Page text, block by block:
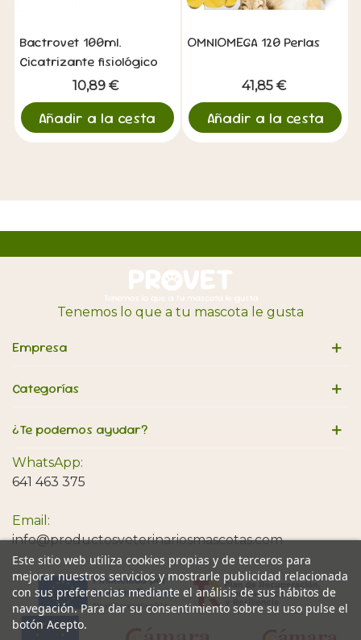
Bactrovet 100ml.
Cicatrizante fisiológico
10,89 €
Añadir a la cesta
OMNIOMEGA 120 Perlas
41,85 €
Añadir a la cesta
Este sitio web utiliza cookies propias y de terceros para
mejorar nuestros servicios y mostrarle publicidad relacionada
con sus preferencias mediante el análisis de sus hábitos de
navegación. Para dar su consentimiento sobre su uso pulse el
botón Acepto.
Tenemos lo que a tu mascota le gusta
Empresa
Categorías
¿Te podemos ayudar?
WhatsApp:
641 463 375
Email:
info@productosveterinariosmascotas.com